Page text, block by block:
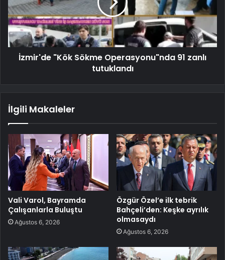
İzmir'de "Kök Sökme Operasyonu"nda 91 zanlı
tutuklandı
İlgili Makaleler
Vali Varol, Bayramda
Çalışanlarla Buluştu
Ağustos 6, 2026
Özgür Özel’e ilk tebrik
Bahçeli’den: Keşke ayrılık
olmasaydı
Ağustos 6, 2026